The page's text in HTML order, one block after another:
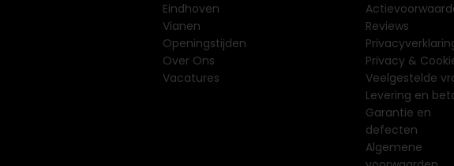
Eindhoven
Vianen
Openingstijden
Over Ons
Vacatures
Reviews
Privacy &
Veelgestelde
Levering en
Garantie en
defecten
Algemene